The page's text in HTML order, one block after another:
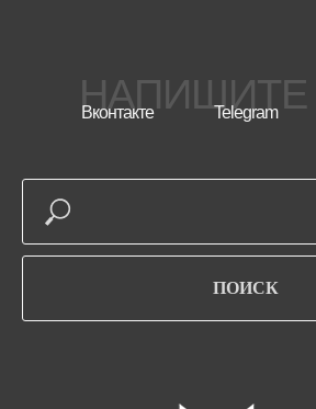
Вконтакте Telegram
ПОИСК